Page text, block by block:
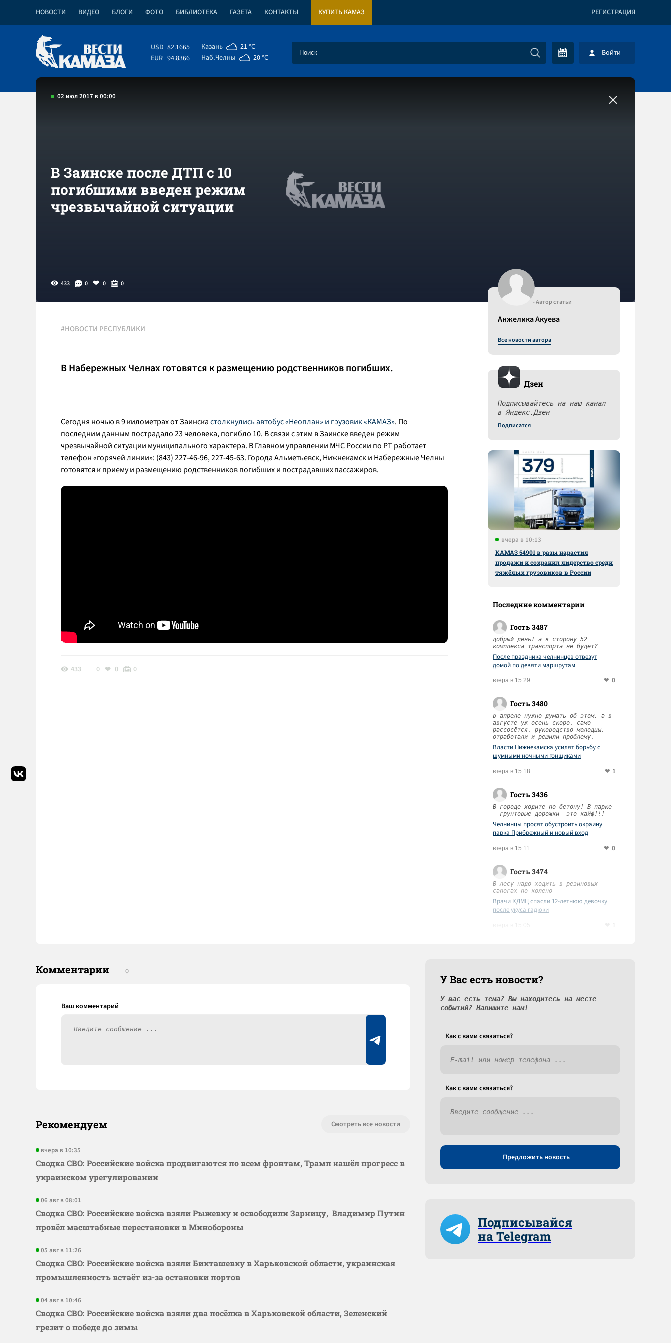
НОВОСТИ ВИДЕО БЛОГИ ФОТО БИБЛИОТЕКА ГАЗЕТА КОНТАКТЫ КУПИТЬ КАМАЗ РЕГИСТРАЦИЯ
USD 82.1665
EUR 94.8366
Казань
21 °C
Наб.Челны
20 °C Войти
02 июл 2017 в 00:00
В Заинске после ДТП с 10
погибшими введен режим
чрезвычайной ситуации
433 0 0 0
#НОВОСТИ РЕСПУБЛИКИ
В Набережных Челнах готовятся к размещению родственников погибших.
Сегодня ночью в 9 километрах от Заинскастолкнулись автобус «Неоплан» и грузовик «КАМАЗ». По
последним данным пострадало 23 человека, погибло 10. В связи с этим в Заинске введен режим
чрезвычайной ситуации муниципального характера. В Главном управлении МЧС России по РТ работает
телефон «горячей линии»: (843) 227-46-96, 227-45-63. Города Альметьевск, Нижнекамск и Набережные Челны
готовятся к приему и размещению родственников погибших и пострадавших пассажиров.
433 0 0 0
- Автор статьи
Анжелика Акуева
Все новости автора
Дзен
Подписывайтесь на наш канал
в Яндекс.Дзен
Подписатся
вчера в 10:13
КАМАЗ 54901 в разы нарастил
продажи и сохранил лидерство среди
тяжёлых грузовиков в России
Последние комментарии
Гость 3487
добрый день! а в сторону 52
комплекса транспорта не будет?
После праздника челнинцев отвезут
домой по девяти маршрутам
вчера в 15:29 0
Гость 3480
в апреле нужно думать об этом, а в
августе уж осень скоро. само
рассосётся. руководство молодцы.
отработали и решили проблему.
Власти Нижнекамска усилят борьбу с
шумными ночными гонщиками
вчера в 15:18 1
Гость 3436
В городе ходите по бетону! В парке
- грунтовые дорожки- это кайф!!!
Челнинцы просят обустроить окраину
парка Прибрежный и новый вход
вчера в 15:11 0
Гость 3474
В лесу надо ходить в резиновых
сапогах по колено
Врачи КДМЦ спасли 12-летнюю девочку
после укуса гадюки
Комментарии 0
Рекомендуем Смотреть все новости
вчера в 10:35
Сводка СВО: Российские войска продвигаются по всем фронтам, Трамп нашёл прогресс в
украинском урегулировании
06 авг в 08:01
Сводка СВО: Российские войска взяли Рыжевку и освободили Зарницу, Владимир Путин
провёл масштабные перестановки в Минобороны
05 авг в 11:26
Сводка СВО: Российские войска взяли Бикташевку в Харьковской области, украинская
промышленность встаёт из-за остановки портов
04 авг в 10:46
Сводка СВО: Российские войска взяли два посёлка в Харьковской области, Зеленский
грезит о победе до зимы
У Вас есть новости?
У вас есть тема? Вы находитесь на месте
событий? Напишите нам!
Как c вами связаться?
Как c вами связаться?
Предложить новость
Подписывайся
на Telegram